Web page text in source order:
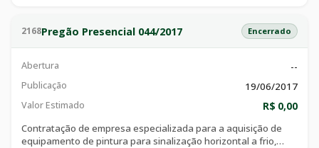
2168Pregão Presencial 044/2017 Encerrado
Abertura --
Publicação 19/06/2017
Valor Estimado
R$ 0,00
Contratação de empresa especializada para a aquisição de
equipamento de pintura para sinalização horizontal a frio,